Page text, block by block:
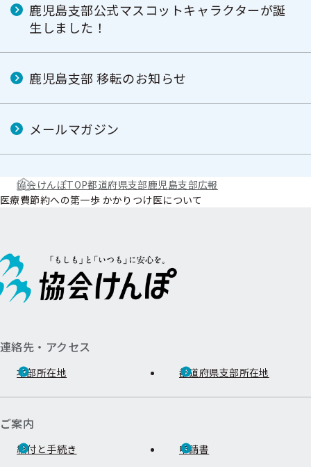
鹿児島支部公式マスコットキャラクターが誕
生しました！
鹿児島支部 移転のお知らせ
メールマガジン
協会けんぽTOP都道府県支部鹿児島支部広報
医療費節約への第一歩 かかりつけ医について
連絡先・アクセス
本部所在地 都道府県支部所在地
ご案内
給付と手続き 申請書